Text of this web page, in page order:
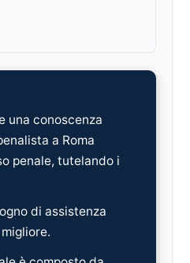
una conoscenza
a Roma
penale, tutelando i
di assistenza